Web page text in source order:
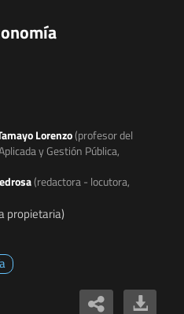
Lorenzo(profesor del
y Gestión Pública,
(redactora - locutora,
propietaria)